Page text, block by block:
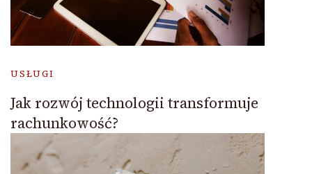
USŁUGI
Jak rozwój technologii transformuje
rachunkowość?